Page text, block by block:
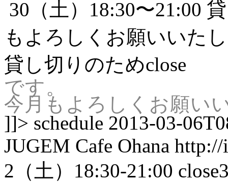
30（土）18:30〜21:00
もよろしくお願いいた
貸し切りのためclose
です。
今月もよろしくお願い
]]> schedule 2013-03-
JUGEM Cafe Ohana http://
2（土）18:30-21:00